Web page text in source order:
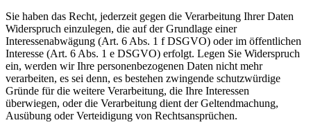
Sie haben das Recht, jederzeit gegen die Verarbeitung Ihrer Daten
Widerspruch einzulegen, die auf der Grundlage einer
Interessenabwägung (Art. 6 Abs. 1 f DSGVO) oder im öffentlichen
Interesse (Art. 6 Abs. 1 e DSGVO) erfolgt. Legen Sie Widerspruch
ein, werden wir Ihre personenbezogenen Daten nicht mehr
verarbeiten, es sei denn, es bestehen zwingende schutzwürdige
Gründe für die weitere Verarbeitung, die Ihre Interessen
überwiegen, oder die Verarbeitung dient der Geltendmachung,
Ausübung oder Verteidigung von Rechtsansprüchen.